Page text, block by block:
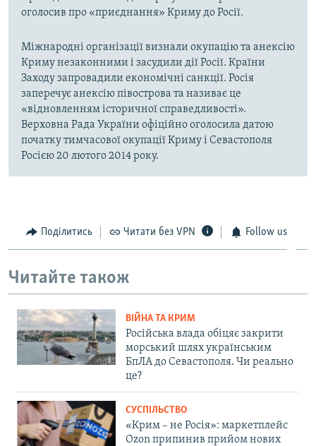
оголосив про «приєднання» Криму до Росії.
Міжнародні організації визнали окупацію та анексію
Криму незаконними і засудили дії Росії. Країни
Заходу запровадили економічні санкції. Росія
заперечує анексію півострова та називає це
«відновленням історичної справедливості».
Верховна Рада України офіційно оголосила датою
початку тимчасової окупації Криму і Севастополя
Росією 20 лютого 2014 року.
Поділитись Читати без VPN Follow us
Читайте також
ВІЙНА ТА КРИМ
Російська влада обіцяє закрити
морський шлях українським
БпЛА до Севастополя. Чи реально
це?
СУСПІЛЬСТВО
«Крим – не Росія»: маркетплейс
Ozon припинив прийом нових